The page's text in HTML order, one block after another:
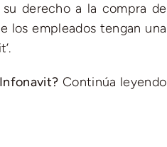
derecho a la compra de
los empleados tengan una
Continúa leyendo